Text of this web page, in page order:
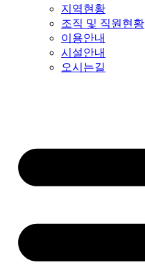
지역현황
조직 및 직원현황
이용안내
시설안내
오시는길